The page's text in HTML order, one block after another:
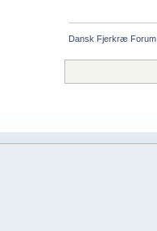
Dansk Fjerkræ Forum